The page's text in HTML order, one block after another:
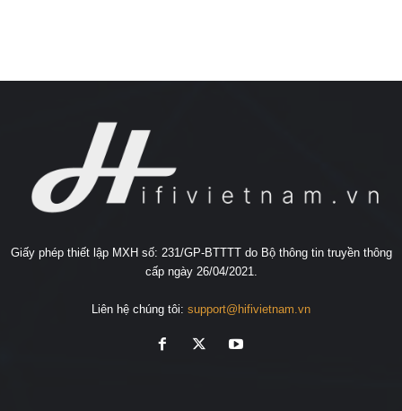
Giấy phép thiết lập MXH số: 231/GP-BTTTT do Bộ thông tin truyền thông
cấp ngày 26/04/2021.
Liên hệ chúng tôi: support@hifivietnam.vn